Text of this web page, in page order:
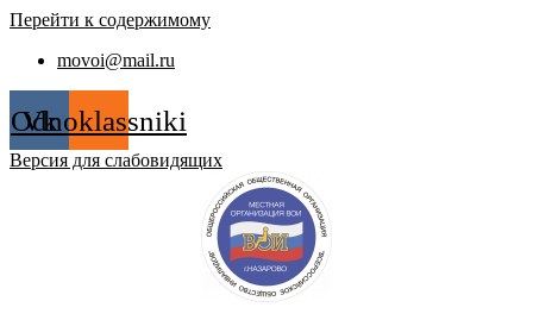
Перейти к содержимому
movoi@mail.ru
Vk
Odnoklassniki
Версия для слабовидящих